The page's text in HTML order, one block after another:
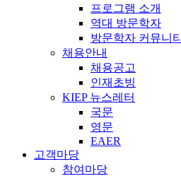
프로그램 소개
역대 방문학자
방문학자 커뮤니티
채용안내
채용공고
인재초빙
KIEP 뉴스레터
국문
영문
EAER
고객마당
참여마당